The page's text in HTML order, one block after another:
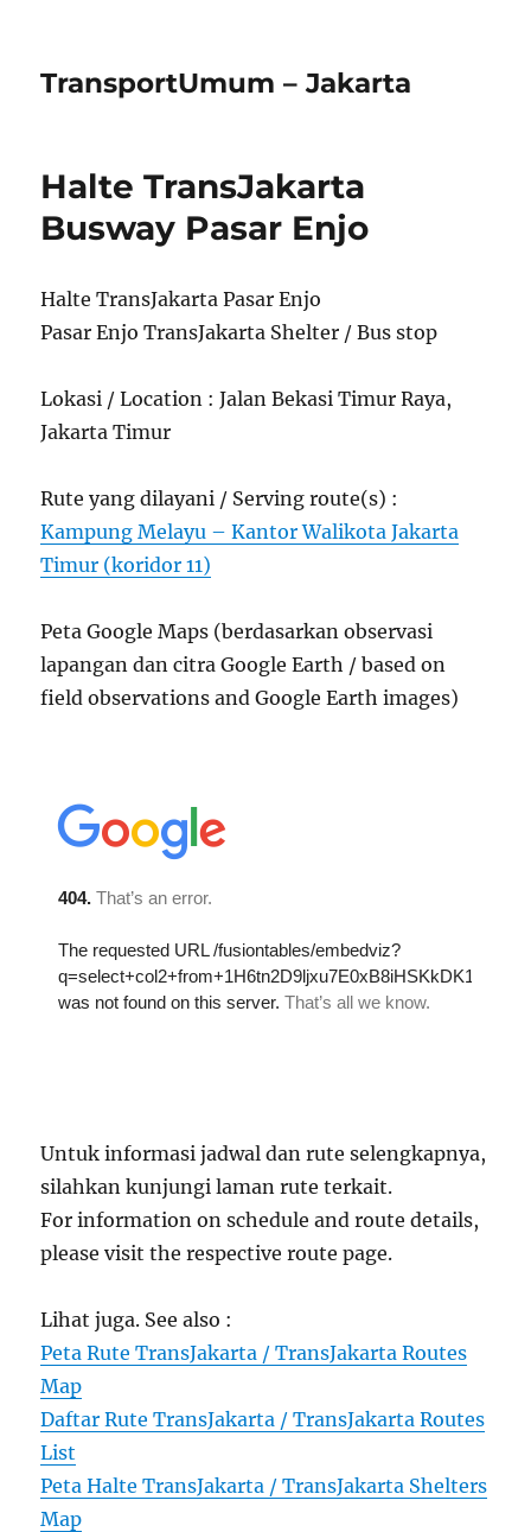
TransportUmum – Jakarta
Halte TransJakarta
Busway Pasar Enjo
Halte TransJakarta Pasar Enjo
Pasar Enjo TransJakarta Shelter / Bus stop
Lokasi / Location : Jalan Bekasi Timur Raya,
Jakarta Timur
Rute yang dilayani / Serving route(s) :
Kampung Melayu – Kantor Walikota Jakarta
Timur (koridor 11)
Peta Google Maps (berdasarkan observasi
lapangan dan citra Google Earth / based on
field observations and Google Earth images)
Untuk informasi jadwal dan rute selengkapnya,
silahkan kunjungi laman rute terkait.
For information on schedule and route details,
please visit the respective route page.
Lihat juga. See also :
Peta Rute TransJakarta / TransJakarta Routes
Map
Daftar Rute TransJakarta / TransJakarta Routes
List
Peta Halte TransJakarta / TransJakarta Shelters
Map